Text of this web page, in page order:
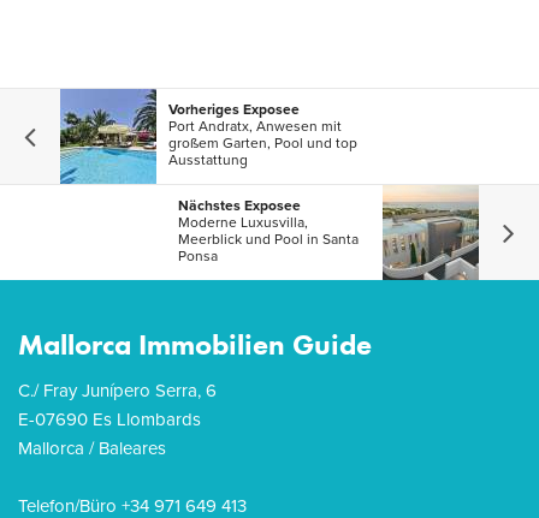
Vorheriges Exposee
Port Andratx, Anwesen mit
großem Garten, Pool und top
Ausstattung
Nächstes Exposee
Moderne Luxusvilla,
Meerblick und Pool in Santa
Ponsa
Mallorca Immobilien Guide
C./ Fray Junípero Serra, 6
E-07690 Es Llombards
Mallorca / Baleares
Telefon/Büro +34 971 649 413